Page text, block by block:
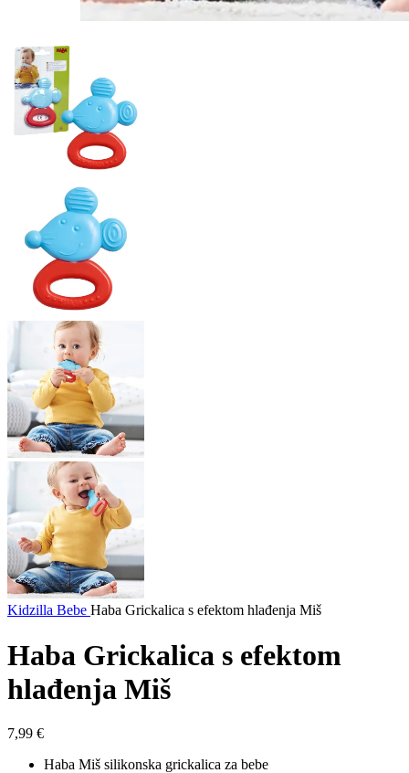
Kidzilla Bebe Haba Grickalica s efektom hlađenja Miš
Haba Grickalica s efektom
hlađenja Miš
7,99 €
Haba Miš silikonska grickalica za bebe